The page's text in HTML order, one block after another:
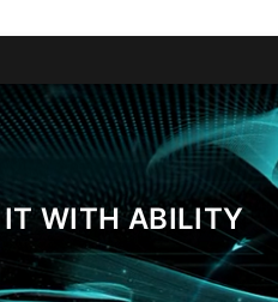
IT WITH ABILITY